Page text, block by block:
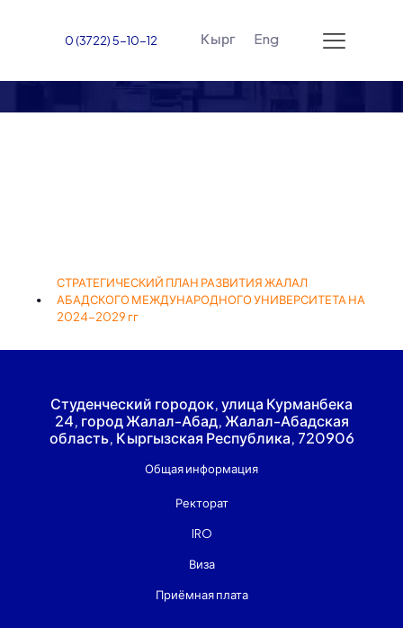
0 (3722) 5-10-12 Кырг Eng
Стратегия развития
СТРАТЕГИЧЕСКИЙ ПЛАН РАЗВИТИЯ ЖАЛАЛ
АБАДСКОГО МЕЖДУНАРОДНОГО УНИВЕРСИТЕТА НА
2024-2029 гг
Студенческий городок, улица Курманбека
24, город Жалал-Абад, Жалал-Абадская
область, Кыргызская Республика, 720906
Общая информация
Ректорат
IRO
Виза
Приёмная плата